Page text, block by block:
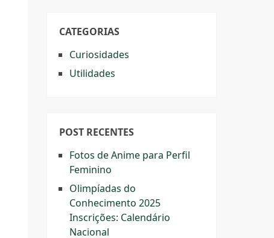
CATEGORIAS
Curiosidades
Utilidades
POST RECENTES
Fotos de Anime para Perfil
Feminino
Olimpíadas do
Conhecimento 2025
Inscrições: Calendário
Nacional